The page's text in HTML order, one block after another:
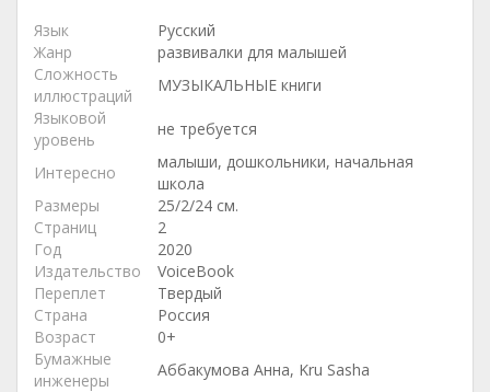
Язык
Русский
Жанр
развивалки для малышей
Сложность
иллюстраций
МУЗЫКАЛЬНЫЕ книги
Языковой
уровень
не требуется
Интересно
малыши, дошкольники, начальная
школа
Размеры
25/2/24 см.
Страниц
2
Год
2020
Издательство
VoiceBook
Переплет
Твердый
Страна
Россия
Возраст
0+
Бумажные
инженеры
Аббакумова Анна, Kru Sasha